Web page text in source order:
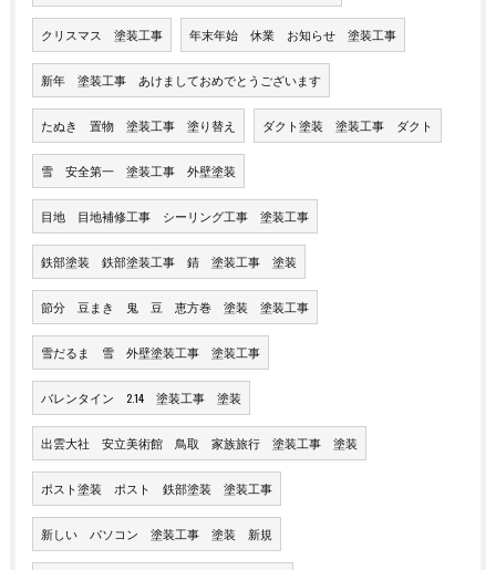
クリスマス 塗装工事 年末年始 休業 お知らせ 塗装工事
新年 塗装工事 あけましておめでとうございます
たぬき 置物 塗装工事 塗り替え ダクト塗装 塗装工事 ダクト
雪 安全第一 塗装工事 外壁塗装
目地 目地補修工事 シーリング工事 塗装工事
鉄部塗装 鉄部塗装工事 錆 塗装工事 塗装
節分 豆まき 鬼 豆 恵方巻 塗装 塗装工事
雪だるま 雪 外壁塗装工事 塗装工事
バレンタイン 2.14 塗装工事 塗装
出雲大社 安立美術館 鳥取 家族旅行 塗装工事 塗装
ポスト塗装 ポスト 鉄部塗装 塗装工事
新しい パソコン 塗装工事 塗装 新規